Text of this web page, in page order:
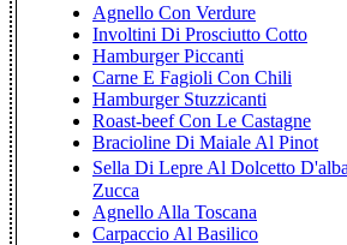
Agnello Con Verdure
Involtini Di Prosciutto Cotto
Hamburger Piccanti
Carne E Fagioli Con Chili
Hamburger Stuzzicanti
Roast-beef Con Le Castagne
Bracioline Di Maiale Al Pinot
Sella Di Lepre Al Dolcetto
Zucca
Agnello Alla Toscana
Carpaccio Al Basilico